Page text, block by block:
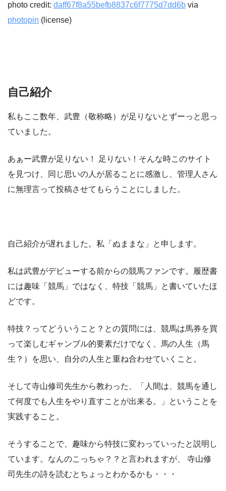
photo credit: daff67f8a55befb8837c6f7775d7dd6b via
photopin (license)
自己紹介
私もここ数年、武豊（敬称略）が足りないとずーっと思っ
ていました。
あぁー武豊が足りない！ 足りない！そんな時このサイト
を見つけ、同じ思いの人が居ることに感激し、管理人さん
に無理言って投稿させてもらうことにしました。
自己紹介が遅れました。私「ぬままな」と申します。
私は武豊がデビューする前からの競馬ファンです。履歴書
には趣味「競馬」ではなく、特技「競馬」と書いていたほ
どです。
特技？ってどういうこと？との質問には、競馬は馬券を買
って楽しむギャンブル的要素だけでなく、馬の人生（馬
生？）を思い、自分の人生と重ね合わせていくこと。
そして寺山修司先生から教わった、「人間は、競馬を通し
て何度でも人生をやり直すことが出来る。」ということを
実践すること。
そうすることで、趣味から特技に変わっていったと説明し
ています。なんのこっちゃ？？と言われますが、 寺山修
司先生の詩を読むとちょっとわかるかも・・・